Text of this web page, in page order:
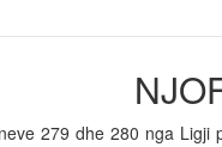
279 dhe 280 nga Ligji